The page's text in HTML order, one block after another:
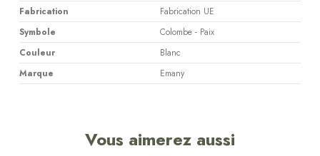
Fabrication
Fabrication UE
Symbole
Colombe - Paix
Couleur
Blanc
Marque
Emany
Vous aimerez aussi